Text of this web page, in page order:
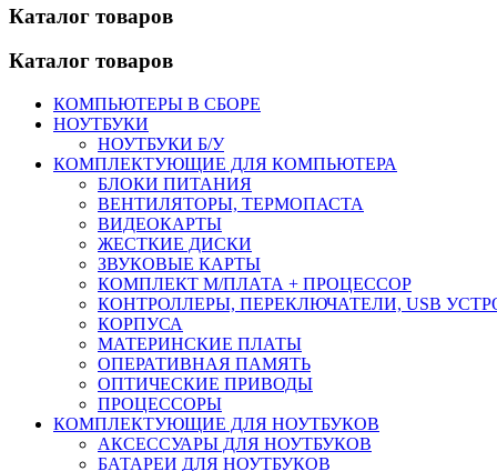
Каталог товаров
Каталог товаров
КОМПЬЮТЕРЫ В СБОРЕ
НОУТБУКИ
НОУТБУКИ Б/У
КОМПЛЕКТУЮЩИЕ ДЛЯ КОМПЬЮТЕРА
БЛОКИ ПИТАНИЯ
ВЕНТИЛЯТОРЫ, ТЕРМОПАСТА
ВИДЕОКАРТЫ
ЖЕСТКИЕ ДИСКИ
ЗВУКОВЫЕ КАРТЫ
КОМПЛЕКТ М/ПЛАТА + ПРОЦЕССОР
КОНТРОЛЛЕРЫ, ПЕРЕКЛЮЧАТЕЛИ, USB
КОРПУСА
МАТЕРИНСКИЕ ПЛАТЫ
ОПЕРАТИВНАЯ ПАМЯТЬ
ОПТИЧЕСКИЕ ПРИВОДЫ
ПРОЦЕССОРЫ
КОМПЛЕКТУЮЩИЕ ДЛЯ НОУТБУКОВ
АКСЕССУАРЫ ДЛЯ НОУТБУКОВ
БАТАРЕИ ДЛЯ НОУТБУКОВ